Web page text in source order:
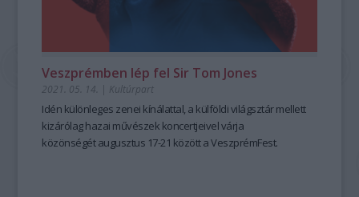
Veszprémben lép fel Sir Tom Jones
2021. 05. 14. | Kultúrpart
Idén különleges zenei kínálattal, a külföldi világsztár mellett
kizárólag hazai művészek koncertjeivel várja
közönségét augusztus 17-21 között a VeszprémFest.